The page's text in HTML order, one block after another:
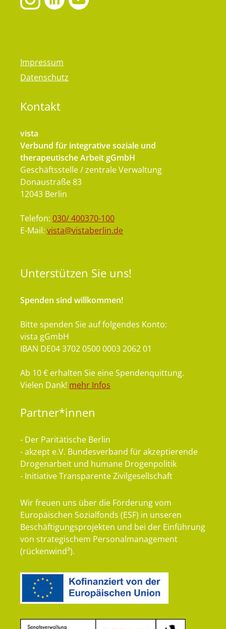
Impressum
Datenschutz
Kontakt
vista
Verbund für integrative soziale und
therapeutische Arbeit gGmbH
Geschäftsstelle / zentrale Verwaltung
Donaustraße 83
12043 Berlin
Telefon: 030/ 400370-100
E-Mail: vista@vistaberlin.de
Unterstützen Sie uns!
Spenden sind willkommen!
Bitte spenden Sie auf folgendes Konto:
vista gGmbH
IBAN DE04 3702 0500 0003 2062 01
Ab 10 € erhalten Sie eine Spendenquittung.
Vielen Dank! mehr Infos
Partner*innen
- Der Paritätische Berlin
- akzept e.V. Bundesverband für akzeptierende
Drogenarbeit und humane Drogenpolitik
- Initiative Transparente Zivilgesellschaft
Wir freuen uns über die Förderung vom
Europäischen Sozialfonds (ESF) in unseren
Beschäftigungsprojekten und bei der Einführung
von strategischem Personalmanagement
(rückenwind³).